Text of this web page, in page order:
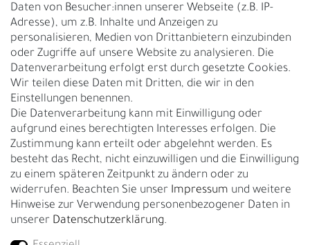
UNTERNEHMEN
Nachhaltigkeit
Kontakt
Über uns
Rückgabe
Gürtelgröße messen
Garantie
GESCHÄFTSKUNDEN & HÄNDLER
B2B Geschäftskunden
Daten von Besucher:innen unserer Webseite (z.B. IP-
Adresse), um z.B. Inhalte und Anzeigen zu
personalisieren, Medien von Drittanbietern einzubinden
oder Zugriffe auf unsere Website zu analysieren. Die
Datenverarbeitung erfolgt erst durch gesetzte Cookies.
Wir teilen diese Daten mit Dritten, die wir in den
Einstellungen benennen.
Die Datenverarbeitung kann mit Einwilligung oder
aufgrund eines berechtigten Interesses erfolgen. Die
Zustimmung kann erteilt oder abgelehnt werden. Es
besteht das Recht, nicht einzuwilligen und die Einwilligung
zu einem späteren Zeitpunkt zu ändern oder zu
widerrufen. Beachten Sie unser Impressum und weitere
Hinweise zur Verwendung personenbezogener Daten in
unserer Daten­schutz­erklärung.